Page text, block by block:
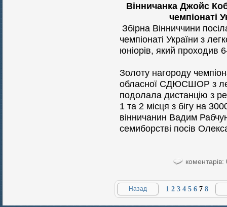
Вінничанка Джойс
чемпіонаті
Збірна Вінниччини
чемпіонаті України з
юніорів, який проходив
Золоту нагороду
обласної СДЮСШОР з
подолала дистанцію з
1 та 2 місця з бігу на
вінничанин Вадим
семиборстві посів
коментарів:
Назад 1 2 3 4 5 6 7 8